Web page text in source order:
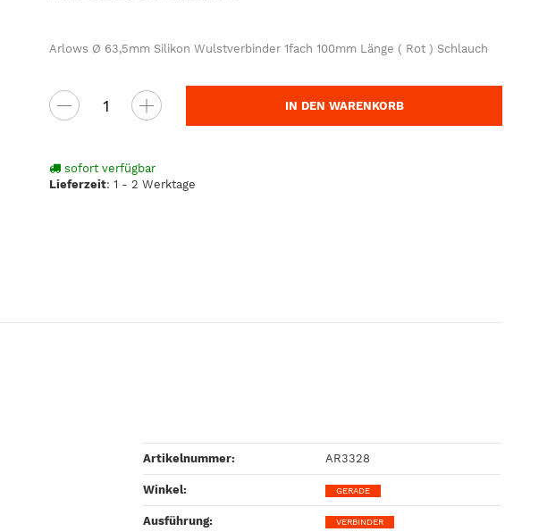
Arlows Ø 63,5mm Silikon Wulstverbinder 1fach 100mm Länge ( Rot ) Schlauch
IN DEN WARENKORB
sofort verfügbar
Lieferzeit:1 - 2 Werktage
Artikelnummer: AR3328
Winkel‍: GERADE
Ausführung‍: VERBINDER